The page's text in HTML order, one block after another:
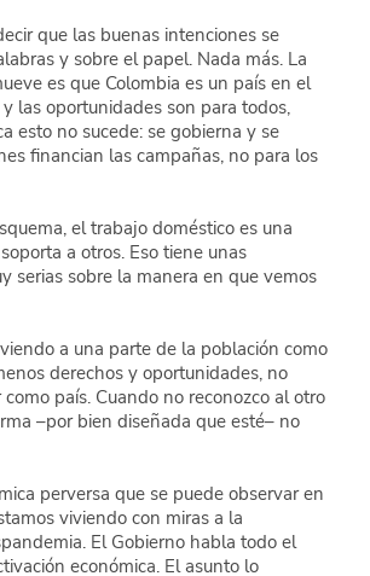
que las buenas intenciones se
y sobre el papel. Nada más. La
es que Colombia es un país en el
las oportunidades son para todos,
esto no sucede: se gobierna y se
financian las campañas, no para los
el trabajo doméstico es una
a otros. Eso tiene unas
serias sobre la manera en que vemos
a una parte de la población como
derechos y oportunidades, no
país. Cuando no reconozco al otro
–por bien diseñada que esté– no
perversa que se puede observar en
viviendo con miras a la
El Gobierno habla todo el
económica. El asunto lo